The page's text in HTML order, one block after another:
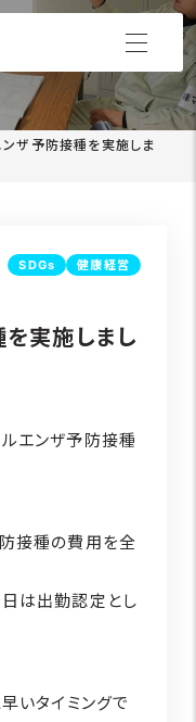
ンザ予防接種を実施しま
SDGs 健康経営
実施しまし
エンザ予防接種
接種の費用を全
は出勤認定とし
いタイミングで